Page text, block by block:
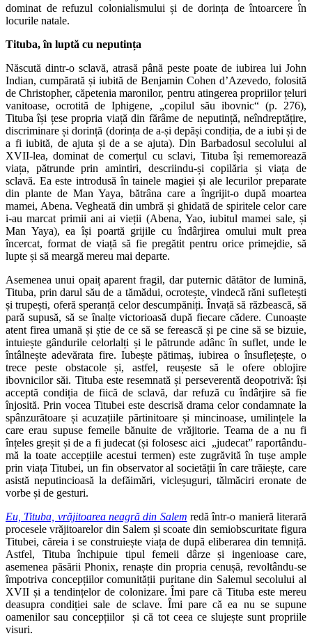
dominat de refuzul colonialismului și de dorința de întoarcere în
locurile natale.
Tituba, în luptă cu neputința
Născută dintr-o sclavă, atrasă până peste poate de iubirea lui John
Indian, cumpărată și iubită de Benjamin Cohen d’Azevedo, folosită
de Christopher, căpetenia maronilor, pentru atingerea propriilor țeluri
vanitoase, ocrotită de Iphigene, „copilul său ibovnic“ (p. 276),
Tituba își țese propria viață din fărâme de neputință, neîndreptățire,
discriminare și dorință (dorința de a-și depăși condiția, de a iubi și de
a fi iubită, de ajuta și de a se ajuta). Din Barbadosul secolului al
XVII-lea, dominat de comerțul cu sclavi, Tituba își rememorează
viața, pătrunde prin amintiri, descriindu-și copilăria și viața de
sclavă. Ea este introdusă în tainele magiei și ale lecurilor preparate
din plante de Man Yaya, bătrâna care a îngrijit-o după moartea
mamei, Abena. Vegheată din umbră și ghidată de spiritele celor care
i-au marcat primii ani ai vieții (Abena, Yao, iubitul mamei sale, și
Man Yaya), ea își poartă grijile cu îndârjirea omului mult prea
încercat, format de viață să fie pregătit pentru orice primejdie, să
lupte și să meargă mereu mai departe.
Asemenea unui opaiț aparent fragil, dar puternic dătător de lumină,
Tituba, prin darul său de a tămădui, ocrotește, vindecă răni sufletești
și trupești, oferă speranță celor descumpăniți. Învață să răzbească, să
pară supusă, să se înalțe victorioasă după fiecare cădere. Cunoaște
atent firea umană și știe de ce să se ferească și pe cine să se bizuie,
intuiește gândurile celorlalți și le pătrunde adânc în suflet, unde le
întâlnește adevărata fire. Iubește pătimaș, iubirea o însuflețește, o
trece peste obstacole și, astfel, reușeste să le ofere oblojire
ibovnicilor săi. Tituba este resemnată și perseverentă deopotrivă: își
acceptă condiția de fiică de sclavă, dar refuză cu îndârjire să fie
înjosită. Prin vocea Titubei este descrisă drama celor condamnate la
spânzurătoare și acuzațiile părtinitoare și mincinoase, umilințele la
care erau supuse femeile bănuite de vrăjitorie. Teama de a nu fi
înțeles greșit și de a fi judecat (și folosesc aici „judecat” raportându-
mă la toate accepțiile acestui termen) este zugrăvită în tușe ample
prin viața Titubei, un fin observator al societății în care trăiește, care
asistă neputincioasă la defăimări, vicleșuguri, tălmăciri eronate de
vorbe și de gesturi.
Eu, Tituba, vrăjitoarea neagră din Salem redă într-o manieră literară
procesele vrăjitoarelor din Salem și scoate din semiobscuritate figura
Titubei, căreia i se construiește viața de după eliberarea din temniță.
Astfel, Tituba închipuie tipul femeii dârze și ingenioase care,
asemenea păsării Phonix, renaște din propria cenușă, revoltându-se
împotriva concepțiilor comunității puritane din Salemul secolului al
XVII și a tendințelor de colonizare. Îmi pare că Tituba este mereu
deasupra condiției sale de sclave. Îmi pare că ea nu se supune
oamenilor sau concepțiilor și că tot ceea ce slujește sunt propriile
visuri.